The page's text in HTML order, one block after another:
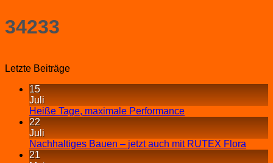
34233
Letzte Beiträge
15
Juli
Heiße Tage, maximale Performance
22
Juli
Nachhaltiges Bauen – jetzt auch mit RUTEX Flora
21